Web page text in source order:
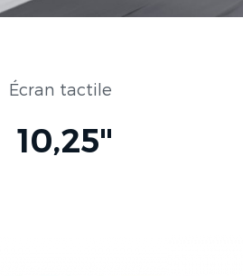
Écran tactile
10,25"